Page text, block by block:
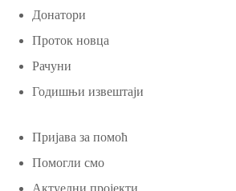
Донатори
Проток новца
Рачуни
Годишњи извештаји
Пријава за помоћ
Помогли смо
Актуелни пројекти